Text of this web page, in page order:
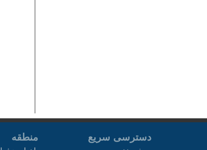
دسترسی سریع منطقه